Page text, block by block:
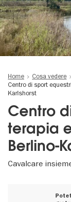
Home Cosa vedere
Centro di sport
Karlshorst
Centro
terapia
Berlino-
Cavalcare